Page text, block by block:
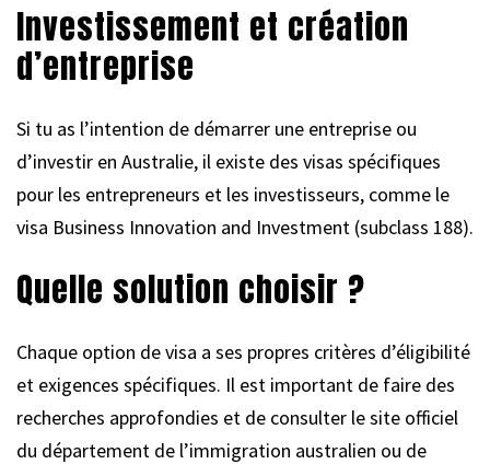
Investissement et création
d’entreprise
Si tu as l’intention de démarrer une entreprise ou
d’investir en Australie, il existe des visas spécifiques
pour les entrepreneurs et les investisseurs, comme le
visa Business Innovation and Investment (subclass 188).
Quelle solution choisir ?
Chaque option de visa a ses propres critères d’éligibilité
et exigences spécifiques. Il est important de faire des
recherches approfondies et de consulter le site officiel
du département de l’immigration australien ou de